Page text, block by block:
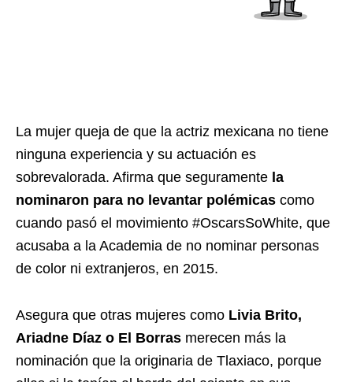
La mujer queja de que la actriz mexicana no tiene
ninguna experiencia y su actuación es
sobrevalorada. Afirma que seguramente la
nominaron para no levantar polémicas como
cuando pasó el movimiento #OscarsSoWhite, que
acusaba a la Academia de no nominar personas
de color ni extranjeros, en 2015.
Asegura que otras mujeres como Livia Brito,
Ariadne Díaz o El Borras merecen más la
nominación que la originaria de Tlaxiaco, porque